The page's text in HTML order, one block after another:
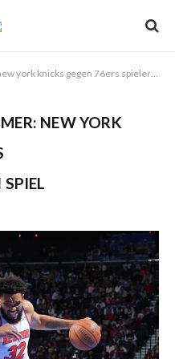
knicks gegen 76ers spielerstatistiken spiel"
NEW YORK